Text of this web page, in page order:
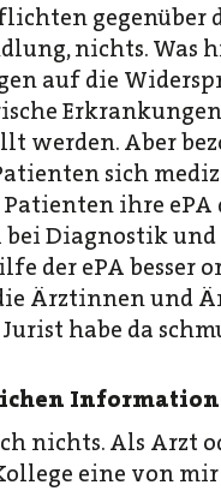
gegenüber
nichts. Was
auf die
werden. Aber
sich
ihre
bei Diagnostik
der ePA
Ärztinnen und
habe da
nichts. Als Arzt
eine von